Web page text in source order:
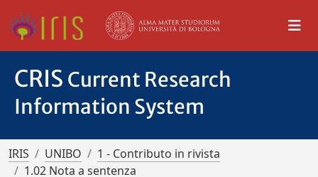
CRIS Current Research
Information System
IRIS UNIBO
1 - Contributo in rivista
1.02 Nota a sentenza